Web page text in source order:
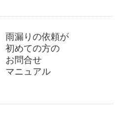
雨漏りの依頼が
初めての方の
お問合せ
マニュアル